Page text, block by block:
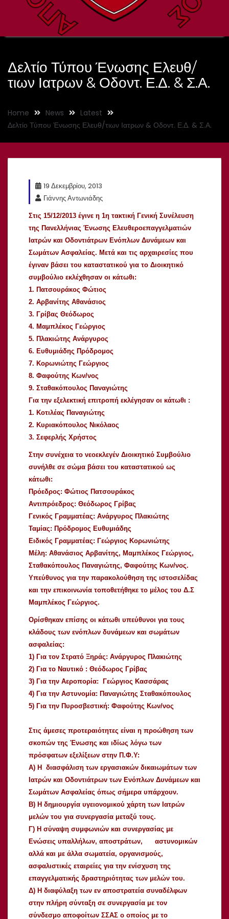
Δελτίο Τύπου Ένωσης Ελευθ/
τιων Ιατρων & Οδοντ. Ε.Δ. & Σ.Α.
Home News
Latest
Δελτίο Τύπου Ένωσης Ελευθ/τιων Ιατρων & Οδοντ. Ε.Δ. & Σ.Α.
19 Δεκεμβρίου, 2013
Γιάννης Αντωνιάδης
Στις 15/12/2013 έγινε η 1η τακτική Γενική Συνέλευση
της Πανελλήνιας Ένωσης Ελευθεροεπαγγελματιών
Ιατρών και Οδοντιάτρων Ενόπλων Δυνάμεων και
Σωμάτων Ασφαλείας. Μετά και τις αρχαιρεσίες που
έγιναν βάσει του καταστατικού για το Διοικητικό
συμβούλιο εκλέχθησαν οι κάτωθι:
1. Πατσουράκος Φώτιος
2. Αρβανίτης Αθανάσιος
3. Γρίβας Θεόδωρος
4. Μαμπλέκος Γεώργιος
5. Πλακιώτης Ανάργυρος
6. Ευθυμιάδης Πρόδρομος
7. Κορωνιώτης Γεώργιος
8. Φαφούτης Κων/νος
9. Σταθακόπουλος Παναγιώτης
Για την εξελεκτική επιτροπή εκλέγησαν οι κάτωθι :
1. Κοτιλέας Παναγιώτης
2. Κυριακόπουλος Νικόλαος
3. Σεφερλής Χρήστος
Στην συνέχεια το νεοεκλεγέν Διοικητικό Συμβούλιο
συνήλθε σε σώμα βάσει του καταστατικού ως
κάτωθι:
Πρόεδρος: Φώτιος Πατσουράκος
Αντιπρόεδρος: Θεόδωρος Γρίβας
Γενικός Γραμματέας: Ανάργυρος Πλακιώτης
Ταμίας: Πρόδρομος Ευθυμιάδης
Ειδικός Γραμματέας: Γεώργιος Κορωνιώτης
Μέλη: Αθανάσιος Αρβανίτης, Μαμπλέκος Γεώργιος,
Σταθακόπουλος Παναγιώτης, Φαφούτης Κων/νος.
Υπεύθυνος για την παρακολούθηση της ιστοσελίδας
και την επικοινωνία τοποθετήθηκε το μέλος του Δ.Σ
Μαμπλέκος Γεώργιος.
Ορίσθηκαν επίσης οι κάτωθι υπεύθυνοι για τους
κλάδους των ενόπλων δυνάμεων και σωμάτων
ασφαλείας:
1) Για τον Στρατό Ξηράς: Ανάργυρος Πλακιώτης
2) Για το Ναυτικό : Θεόδωρος Γρίβας
3) Για την Αεροπορία: Γεώργιος Κασσάρας
4) Για την Αστυνομία: Παναγιώτης Σταθακόπουλος
5) Για την Πυροσβεστική: Φαφούτης Κων/νος
Στις άμεσες προτεραιότητες είναι η προώθηση των
σκοπών της Ένωσης και ιδίως λόγω των
πρόσφατων εξελίξεων στην Π.Φ.Υ:
A) Η διασφάλιση των εργασιακών δικαιωμάτων των
Ιατρών και Οδοντιάτρων των Ενόπλων Δυνάμεων και
Σωμάτων Ασφαλείας όπως σήμερα υπάρχουν.
B) Η δημιουργία υγειονομικού χάρτη των Ιατρών
μελών του για συνεργασία μεταξύ τους.
Γ) Η σύναψη συμφωνιών και συνεργασίας με
Ενώσεις υπαλλήλων, αποστράτων, αστυνομικών
αλλά και με άλλα σωματεία, οργανισμούς,
ασφαλιστικές εταιρείες για την ενίσχυση της
επαγγελματικής δραστηριότητας των μελών του.
Δ) Η διαφύλαξη των εν αποστρατεία συναδέλφων
στην πλήρη σύνταξη σε συνεργασία με τον
σύνδεσμο αποφοίτων ΣΣΑΣ ο οποίος με το